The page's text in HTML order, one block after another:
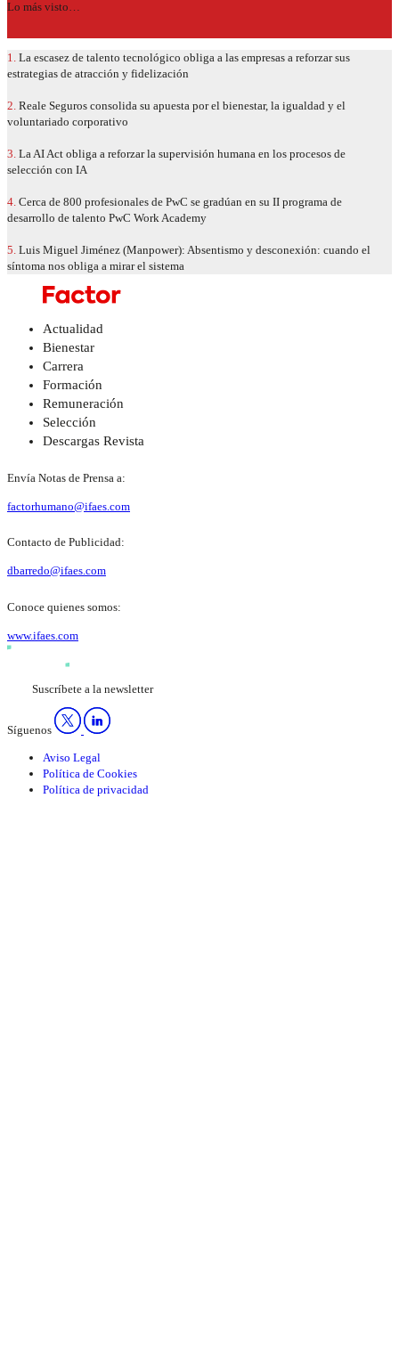
Lo más visto…
1. La escasez de talento tecnológico obliga a las empresas a reforzar sus
estrategias de atracción y fidelización
2. Reale Seguros consolida su apuesta por el bienestar, la igualdad y el
voluntariado corporativo
3. La AI Act obliga a reforzar la supervisión humana en los procesos de
selección con IA
4. Cerca de 800 profesionales de PwC se gradúan en su II programa de
desarrollo de talento PwC Work Academy
5. Luis Miguel Jiménez (Manpower): Absentismo y desconexión: cuando el
síntoma nos obliga a mirar el sistema
Actualidad
Bienestar
Carrera
Formación
Remuneración
Selección
Descargas Revista
Envía Notas de Prensa a:
factorhumano@ifaes.com
Contacto de Publicidad:
dbarredo@ifaes.com
Conoce quienes somos:
www.ifaes.com
Suscríbete a la newsletter
Síguenos
Aviso Legal
Política de Cookies
Política de privacidad